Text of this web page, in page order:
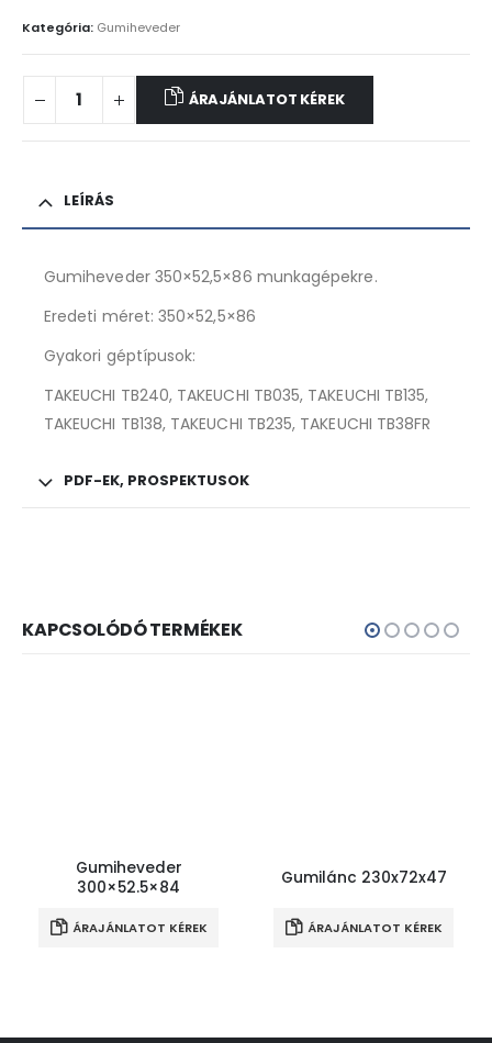
Kategória: Gumiheveder
ÁRAJÁNLATOT KÉREK
LEÍRÁS
Gumiheveder 350×52,5×86 munkagépekre.
Eredeti méret: 350×52,5×86
Gyakori géptípusok:
TAKEUCHI TB240, TAKEUCHI TB035, TAKEUCHI TB135,
TAKEUCHI TB138, TAKEUCHI TB235, TAKEUCHI TB38FR
PDF-EK, PROSPEKTUSOK
KAPCSOLÓDÓ TERMÉKEK
Gumiheveder
300×52.5×84
ÁRAJÁNLATOT KÉREK
Gumilánc 230x72x47
ÁRAJÁNLATOT KÉREK